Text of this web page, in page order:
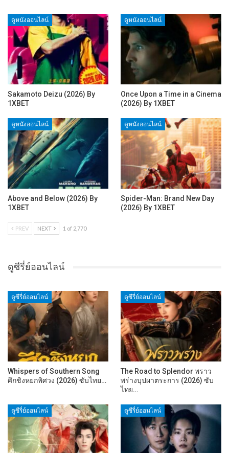
ดูหนังออนไลน์
Sakamoto Deizu (2026) By
1XBET
ดูหนังออนไลน์
Once Upon a Time in a Cinema
(2026) By 1XBET
ดูหนังออนไลน์
Above and Below (2026) By
1XBET
ดูหนังออนไลน์
Spider-Man: Brand New Day
(2026) By 1XBET
PREV NEXT 1 of 2,770
ดูซีรี่ย์ออนไลน์
ดูซีรี่ย์ออนไลน์
Whispers of Southern Song
ศึกชิงหยกพิศวง (2026) ซับไทย…
ดูซีรี่ย์ออนไลน์
The Road to Splendor พราว
พร่างบุปผาตระการ (2026) ซับ
ไทย…
ดูซีรี่ย์ออนไลน์ ดูซีรี่ย์ออนไลน์